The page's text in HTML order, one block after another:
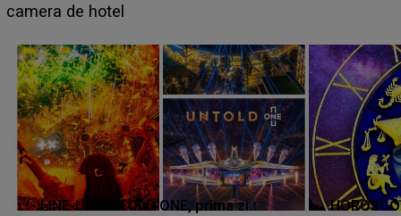
faptului împlinit, A RECUNOSCUT IMEDIAT: "Am
LINE-UP UNTOLD ONE, prima zi.